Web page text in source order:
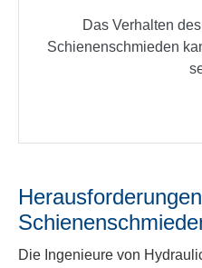
Das Verhalten
Schienenschmieden
Die Ingenieure von